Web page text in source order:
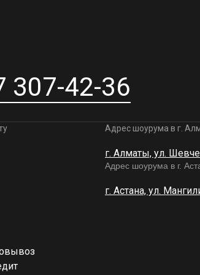
307-42-36
Адрес шоурума в г.
г. Алматы, ул.
Адрес шоурума в г.
г. Астана, ул.